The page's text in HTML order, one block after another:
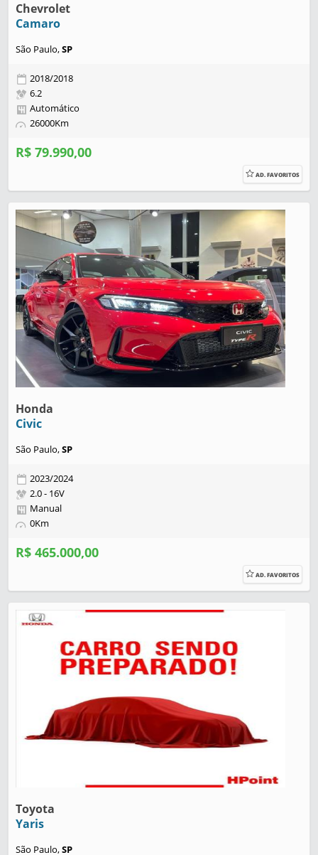
Chevrolet
Camaro
São Paulo,SP
2018/2018
6.2
Automático
26000Km
R$ 79.990,00
AD. FAVORITOS
Honda
Civic
São Paulo,SP
2023/2024
2.0 - 16V
Manual
0Km
R$ 465.000,00
AD. FAVORITOS
Toyota
Yaris
São Paulo,SP